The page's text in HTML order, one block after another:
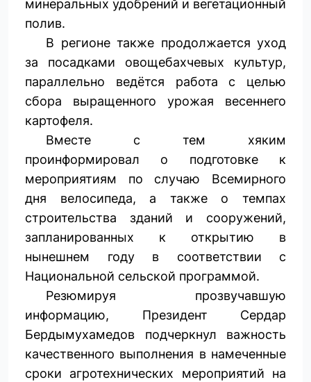
минеральных удобрений и вегетационный
полив.
В регионе также продолжается уход
за посадками овощебахчевых культур,
параллельно ведётся работа с целью
сбора выращенного урожая весеннего
картофеля.
Вместе с тем хяким
проинформировал о подготовке к
мероприятиям по случаю Всемирного
дня велосипеда, а также о темпах
строительства зданий и сооружений,
запланированных к открытию в
нынешнем году в соответствии с
Национальной сельской программой.
Резюмируя прозвучавшую
информацию, Президент Сердар
Бердымухамедов подчеркнул важность
качественного выполнения в намеченные
сроки агротехнических мероприятий на